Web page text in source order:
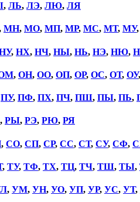
, ЛЬ, ЛЭ, ЛЮ, ЛЯ
МН, МО, МП, МР, МС, МТ, МУ,
, НХ, НЧ, НЫ, НЬ, НЭ, НЮ,
, ОН, ОО, ОП, ОР, ОС, ОТ, ОУ,
ПУ, ПФ, ПХ, ПЧ, ПШ, ПЫ, ПЬ,
, РЫ, РЭ, РЮ, РЯ
, СО, СП, СР, СС, СТ, СУ, СФ,
, ТУ, ТФ, ТХ, ТЦ, ТЧ, ТШ, ТЫ,
, УМ, УН, УО, УП, УР, УС, УТ,